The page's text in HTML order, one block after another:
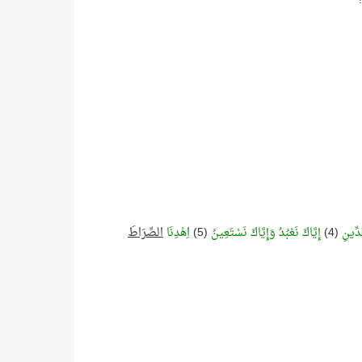
(4) إِيَّاكَ نَعْبُدُ وَإِيَّاكَ نَسْتَعِينُ (5) اِهْدِنَاالصِّرَاطَ